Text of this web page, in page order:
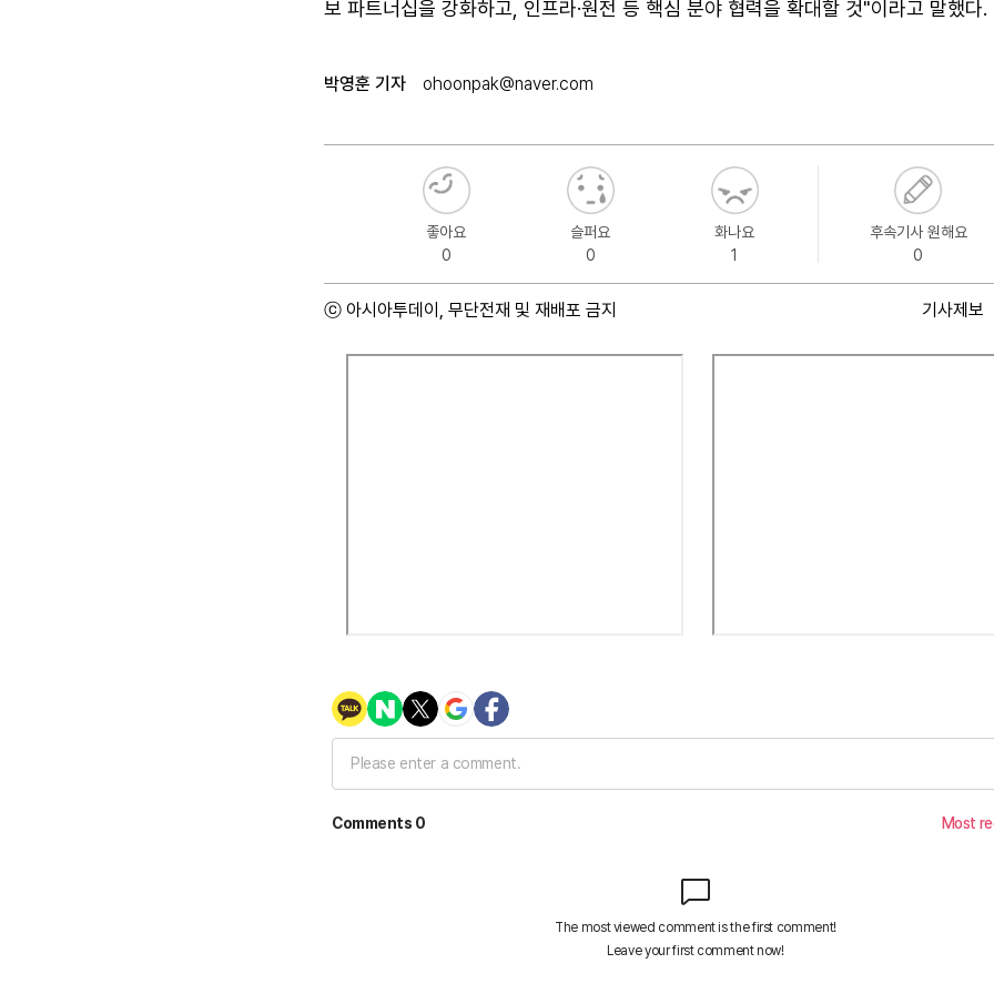
보 파트너십을 강화하고, 인프라·원전 등 핵심 분야 협력을 확대할 것"이라고 말했다.
박영훈 기자 ohoonpak@naver.com
좋아요
0
슬퍼요
0
화나요
1
후속기사 원해요
0
ⓒ 아시아투데이, 무단전재 및 재배포 금지 기사제보